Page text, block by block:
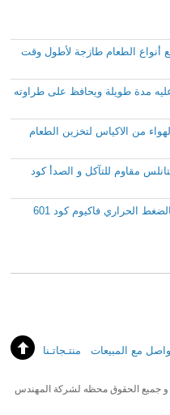
أنواع الطعام طازجة لأطول وقت
مدة طويلة ويحافظ على طراوته
من الاكياس لتخزين الطعام
مقاوم للتآكل و الصدأ كود
مكينة لتفريغ الهواء من الكيس ثم اللحام بالضغط الحراري فاكيوم كود 601
مع المبيعات منتـجاتـنا
الحقوق محظه لشركة المهندس